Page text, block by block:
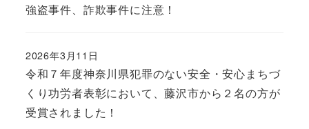
強盗事件、詐欺事件に注意！
令和７年度神奈川県犯罪のない安全・安心まちづ
くり功労者表彰において、藤沢市から２名の方が
受賞されました！
2026年3月11日